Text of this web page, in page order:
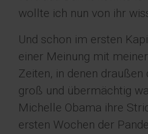
wollte ich nun von ihr
Und schon im ersten
einer Meinung mit
Zeiten, in denen
groß und übermächtig
Michelle Obama ihre
ersten Wochen der